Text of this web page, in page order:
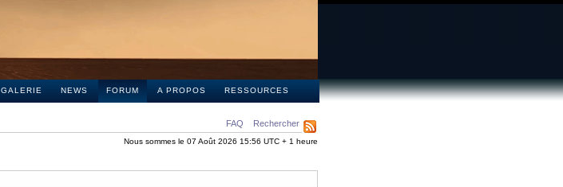
GALERIE NEWS FORUM A PROPOS RESSOURCES
FAQ Rechercher
Nous sommes le 07 Août 2026 15:56 UTC + 1 heure